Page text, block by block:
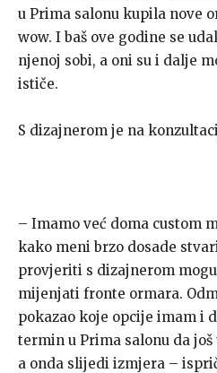
u Prima salonu kupila nove
wow. I baš ove godine se
njenoj sobi, a oni su i dalje
ističe.
S dizajnerom je na
– Imamo već doma custom
kako meni brzo dosade
provjeriti s dizajnerom
mijenjati fronte ormara.
pokazao koje opcije imam i
termin u Prima salonu da
a onda slijedi izmjera –